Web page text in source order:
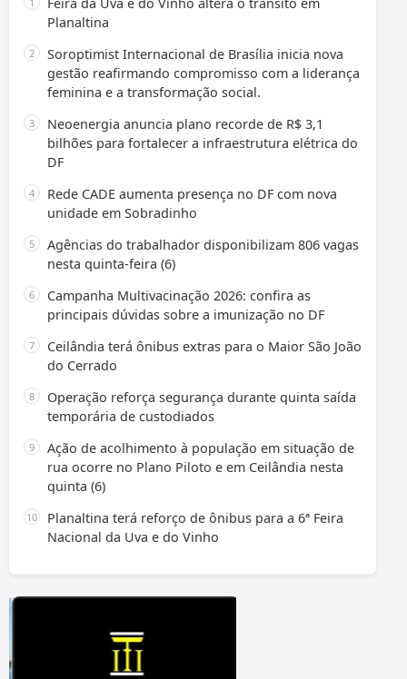
Planaltina
Soroptimist Internacional de Brasília inicia nova
gestão reafirmando compromisso com a liderança
feminina e a transformação social.
Neoenergia anuncia plano recorde de R$ 3,1
bilhões para fortalecer a infraestrutura elétrica do
DF
Rede CADE aumenta presença no DF com nova
unidade em Sobradinho
Agências do trabalhador disponibilizam 806 vagas
nesta quinta-feira (6)
Campanha Multivacinação 2026: confira as
principais dúvidas sobre a imunização no DF
Ceilândia terá ônibus extras para o Maior São João
do Cerrado
Operação reforça segurança durante quinta saída
temporária de custodiados
Ação de acolhimento à população em situação de
rua ocorre no Plano Piloto e em Ceilândia nesta
quinta (6)
Planaltina terá reforço de ônibus para a 6ª Feira
Nacional da Uva e do Vinho